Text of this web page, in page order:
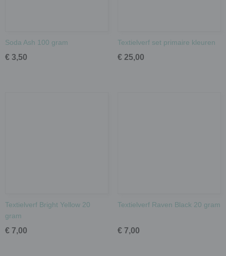
Soda Ash 100 gram
€ 3,50
Textielverf set primaire kleuren
€ 25,00
Textielverf Bright Yellow 20
gram
€ 7,00
Textielverf Raven Black 20 gram
€ 7,00